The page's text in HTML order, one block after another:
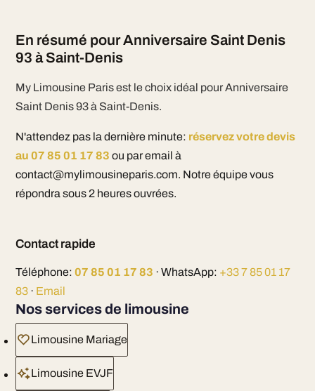
En résumé pour Anniversaire Saint Denis
93 à Saint-Denis
My Limousine Paris est le choix idéal pour Anniversaire
Saint Denis 93 à Saint-Denis.
N'attendez pas la dernière minute: réservez votre devis
au 07 85 01 17 83 ou par email à
contact@mylimousineparis.com. Notre équipe vous
répondra sous 2 heures ouvrées.
Contact rapide
Téléphone: 07 85 01 17 83 · WhatsApp: +33 7 85 01 17
83· Email
Nos services de limousine
Limousine Mariage
Limousine EVJF